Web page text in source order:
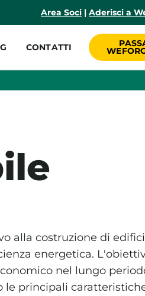
Area Soci | Aderisci a
CONTATTI
alla costruzione di edifici
energetica.
nel lungo
le principali